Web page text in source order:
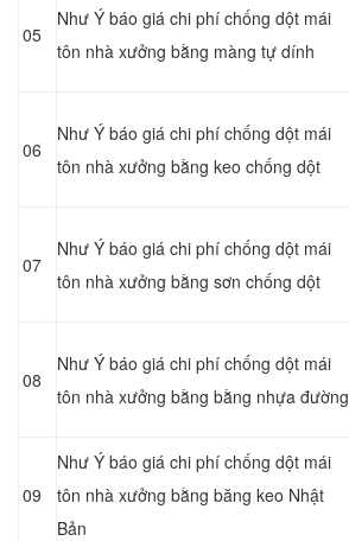
05
Như Ý báo giá chi phí chống dột mái
tôn nhà xưởng bằng màng tự dính
06
Như Ý báo giá chi phí chống dột mái
tôn nhà xưởng bằng keo chống dột
07
Như Ý báo giá chi phí chống dột mái
tôn nhà xưởng bằng sơn chống dột
08
Như Ý báo giá chi phí chống dột mái
tôn nhà xưởng bằng bằng nhựa đường
09
Như Ý báo giá chi phí chống dột mái
tôn nhà xưởng bằng băng keo Nhật
Bản